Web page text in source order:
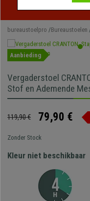
bureaustoelpro Bureaustoelen
Aanbieding
Vergaderstoel
Stof en Ademende
119,90 € 79,90 €
Zonder Stock
Kleur niet beschikbaar